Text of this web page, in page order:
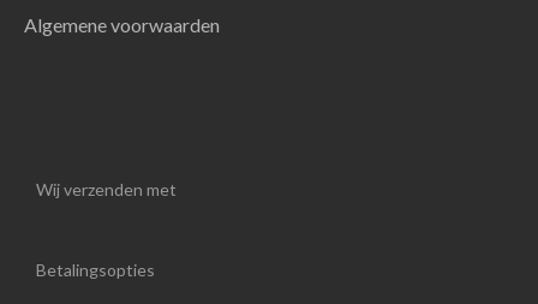
Algemene voorwaarden
Wij verzenden met
Betalingsopties